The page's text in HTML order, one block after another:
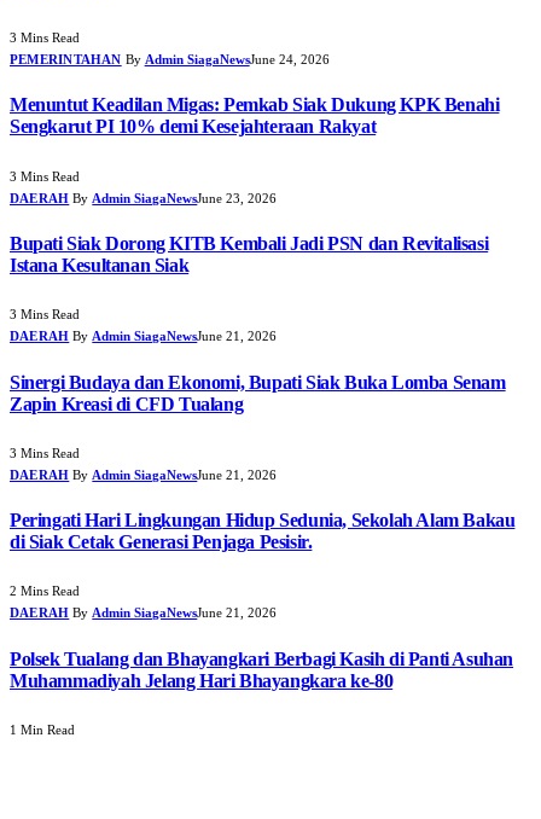
3 Mins Read
PEMERINTAHAN By Admin SiagaNewsJune 24, 2026
Menuntut Keadilan Migas: Pemkab Siak Dukung KPK Benahi
Sengkarut PI 10% demi Kesejahteraan Rakyat
3 Mins Read
DAERAH By Admin SiagaNewsJune 23, 2026
Bupati Siak Dorong KITB Kembali Jadi PSN dan Revitalisasi
Istana Kesultanan Siak
3 Mins Read
DAERAH By Admin SiagaNewsJune 21, 2026
Sinergi Budaya dan Ekonomi, Bupati Siak Buka Lomba Senam
Zapin Kreasi di CFD Tualang
3 Mins Read
DAERAH By Admin SiagaNewsJune 21, 2026
Peringati Hari Lingkungan Hidup Sedunia, Sekolah Alam Bakau
di Siak Cetak Generasi Penjaga Pesisir.
2 Mins Read
DAERAH By Admin SiagaNewsJune 21, 2026
Polsek Tualang dan Bhayangkari Berbagi Kasih di Panti Asuhan
Muhammadiyah Jelang Hari Bhayangkara ke-80
1 Min Read